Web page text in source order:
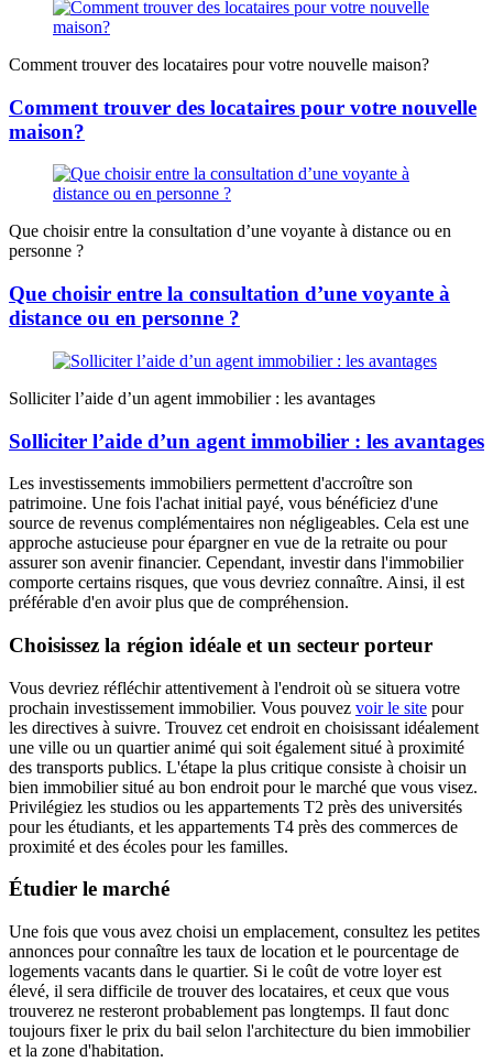
Comment trouver des locataires pour votre nouvelle maison?
Comment trouver des locataires pour votre nouvelle
maison?
Que choisir entre la consultation d’une voyante à distance ou en
personne ?
Que choisir entre la consultation d’une voyante à
distance ou en personne ?
Solliciter l’aide d’un agent immobilier : les avantages
Solliciter l’aide d’un agent immobilier : les avantages
Les investissements immobiliers permettent d'accroître son
patrimoine. Une fois l'achat initial payé, vous bénéficiez d'une
source de revenus complémentaires non négligeables. Cela est une
approche astucieuse pour épargner en vue de la retraite ou pour
assurer son avenir financier. Cependant, investir dans l'immobilier
comporte certains risques, que vous devriez connaître. Ainsi, il est
préférable d'en avoir plus que de compréhension.
Choisissez la région idéale et un secteur porteur
Vous devriez réfléchir attentivement à l'endroit où se situera votre
prochain investissement immobilier. Vous pouvez voir le site pour
les directives à suivre. Trouvez cet endroit en choisissant idéalement
une ville ou un quartier animé qui soit également situé à proximité
des transports publics. L'étape la plus critique consiste à choisir un
bien immobilier situé au bon endroit pour le marché que vous visez.
Privilégiez les studios ou les appartements T2 près des universités
pour les étudiants, et les appartements T4 près des commerces de
proximité et des écoles pour les familles.
Étudier le marché
Une fois que vous avez choisi un emplacement, consultez les petites
annonces pour connaître les taux de location et le pourcentage de
logements vacants dans le quartier. Si le coût de votre loyer est
élevé, il sera difficile de trouver des locataires, et ceux que vous
trouverez ne resteront probablement pas longtemps. Il faut donc
toujours fixer le prix du bail selon l'architecture du bien immobilier
et la zone d'habitation.